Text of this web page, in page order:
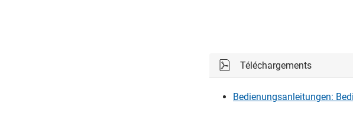
Téléchargements
Bedienungsanleitungen: